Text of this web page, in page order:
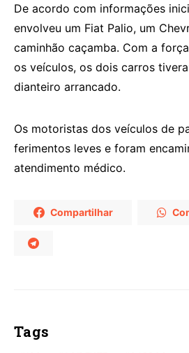
De acordo com informações
envolveu um Fiat Palio, um
caminhão caçamba. Com a
os veículos, os dois carros
dianteiro arrancado.
Os motoristas dos veículos de
ferimentos leves e foram
atendimento médico.
Compartilhar
Tags